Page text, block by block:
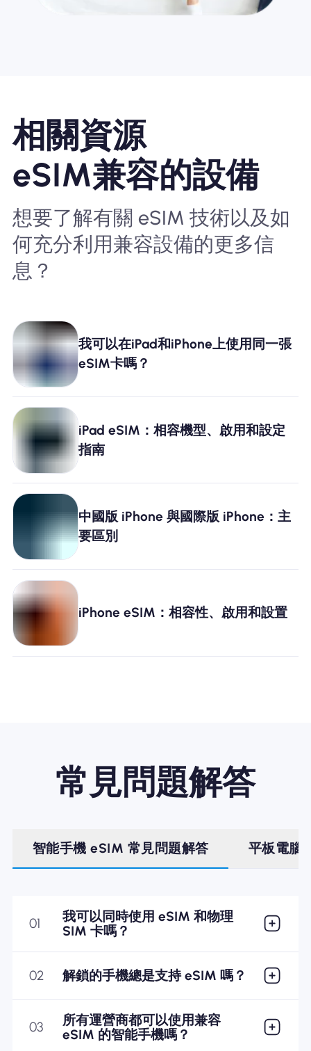
相關資源
eSIM兼容的設備
想要了解有關 eSIM 技術以及如
何充分利用兼容設備的更多信
息？
我可以在iPad和iPhone上使用同一張
eSIM卡嗎？
iPad eSIM：相容機型、啟用和設定
指南
中國版 iPhone 與國際版 iPhone：主
要區別
iPhone eSIM：相容性、啟用和設置
常見問題解答
智能手機 eSIM 常見問題解答 平板電腦
01
我可以同時使用 eSIM 和物理
SIM 卡嗎？
02 解鎖的手機總是支持 eSIM 嗎？
03
所有運營商都可以使用兼容
eSIM 的智能手機嗎？